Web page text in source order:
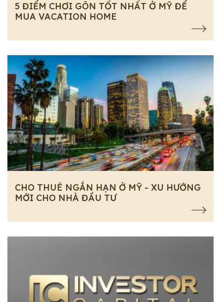
5 ĐIỂM CHƠI GÔN TỐT NHẤT Ở MỸ ĐỂ
MUA VACATION HOME
CHO THUÊ NGẮN HẠN Ở MỸ - XU HƯỚNG
MỚI CHO NHÀ ĐẦU TƯ